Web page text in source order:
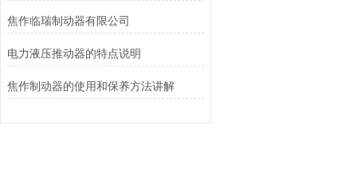
焦作临瑞制动器有限公司
电力液压推动器的特点说明
焦作制动器的使用和保养方法讲解